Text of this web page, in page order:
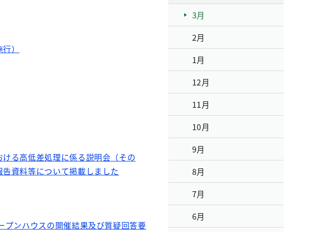
）
る高低差処理に係る説明会（その
資料等について掲載しました
ンハウスの開催結果及び質疑回答要
3月
2月
1月
12月
11月
10月
9月
8月
7月
6月